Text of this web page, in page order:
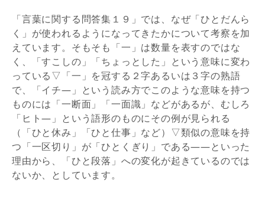
「言葉に関する問答集１９」では、なぜ「ひとだんら
く」が使われるようになってきたかについて考察を加
えています。そもそも「一」は数量を表すのではな
く、「すこしの」「ちょっとした」という意味に変わ
っている▽「一」を冠する２字あるいは３字の熟語
で、「イチ―」という読み方でこのような意味を持つ
ものには「一断面」「一面識」などがあるが、むしろ
「ヒト―」という語形のものにその例が見られる
（「ひと休み」「ひと仕事」など）▽類似の意味を持
つ「一区切り」が「ひとくぎり」である――といった
理由から、「ひと段落」への変化が起きているのでは
ないか、としています。